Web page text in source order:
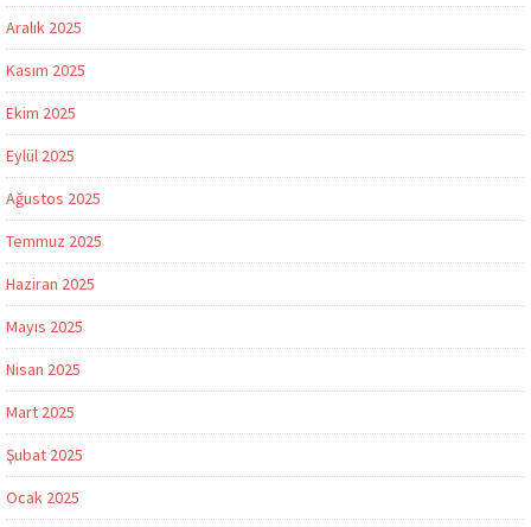
Aralık 2025
Kasım 2025
Ekim 2025
Eylül 2025
Ağustos 2025
Temmuz 2025
Haziran 2025
Mayıs 2025
Nisan 2025
Mart 2025
Şubat 2025
Ocak 2025